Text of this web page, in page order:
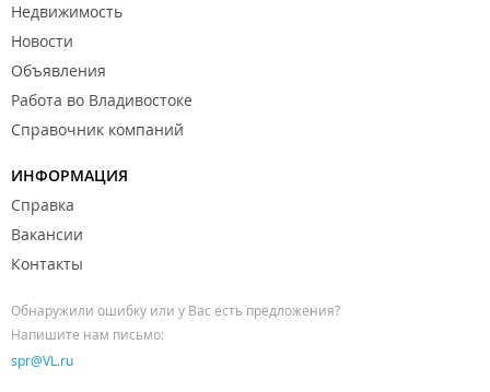
Недвижимость
Новости
Объявления
Работа во Владивостоке
Справочник компаний
ИНФОРМАЦИЯ
Справка
Вакансии
Контакты
Обнаружили ошибку или у Вас есть предложения?
Напишите нам письмо:
spr@VL.ru